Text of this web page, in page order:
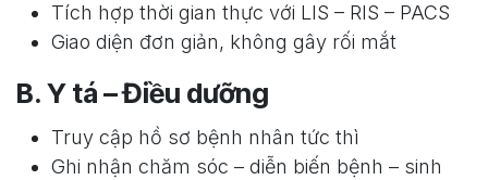
Tích hợp thời gian thực với LIS – RIS – PACS
Giao diện đơn giản, không gây rối mắt
B. Y tá – Điều dưỡng
Truy cập hồ sơ bệnh nhân tức thì
Ghi nhận chăm sóc – diễn biến bệnh – sinh